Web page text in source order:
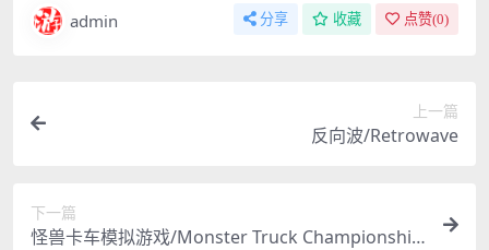
admin 分享 收藏 点赞(0)
上一篇
反向波/Retrowave
下一篇
怪兽卡车模拟游戏/Monster Truck Championship